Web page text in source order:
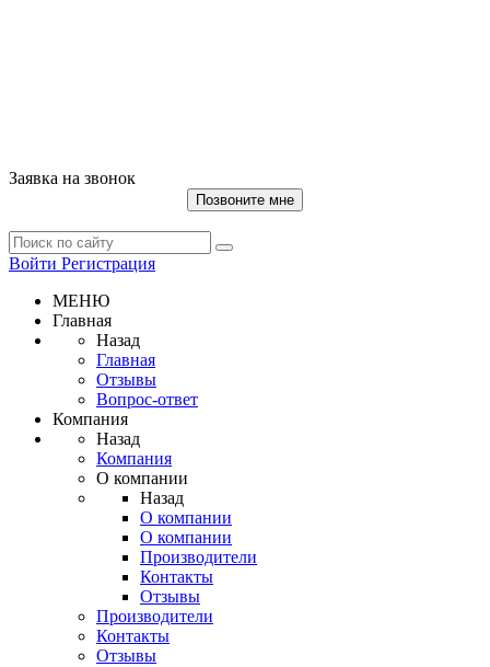
Заявка на звонок
Позвоните мне
Войти Регистрация
МЕНЮ
Главная
Назад
Главная
Отзывы
Вопрос-ответ
Компания
Назад
Компания
О компании
Назад
О компании
О компании
Производители
Контакты
Отзывы
Производители
Контакты
Отзывы